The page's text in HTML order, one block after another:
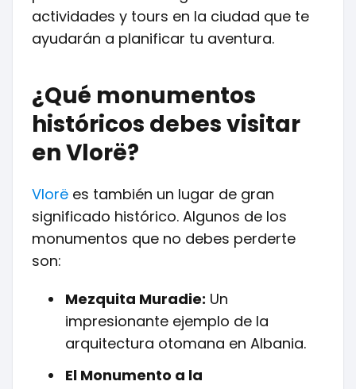
actividades y tours en la ciudad que te
ayudarán a planificar tu aventura.
¿Qué monumentos
históricos debes visitar
en Vlorë?
Vlorë es también un lugar de gran
significado histórico. Algunos de los
monumentos que no debes perderte
son:
Mezquita Muradie: Un
impresionante ejemplo de la
arquitectura otomana en Albania.
El Monumento a la